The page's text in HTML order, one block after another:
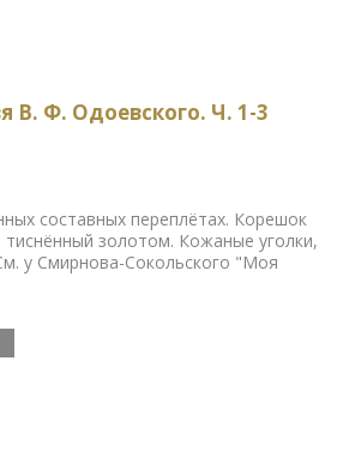
В. Ф. Одоевского. Ч. 1-3
составных переплётах. Корешок
золотом. Кожаные уголки,
у Смирнова-Сокольского "Моя